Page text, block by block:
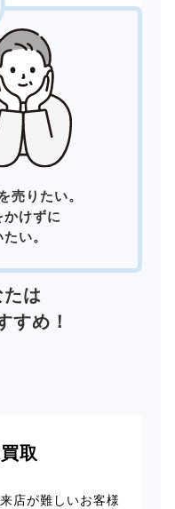
売りたい。
けずに
い。
は
すめ！
取
店が難しいお客様